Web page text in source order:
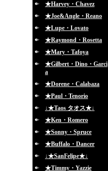
★Harvey・Chavez
★Joe&Angle・Reano
★Lupe・Lovato
★Raymond・Rosetta
★Mary・Tafoya
★Gilbert・Dino・Garci
a
★Dorene・Calabaza
★Paul・Tenorio
↓★Taos タオス★↓
★Ken・Romero
★Sonny・Spruce
★Buffalo・Dancer
↓★SanFelipe★↓
★Timmy・Yazzie